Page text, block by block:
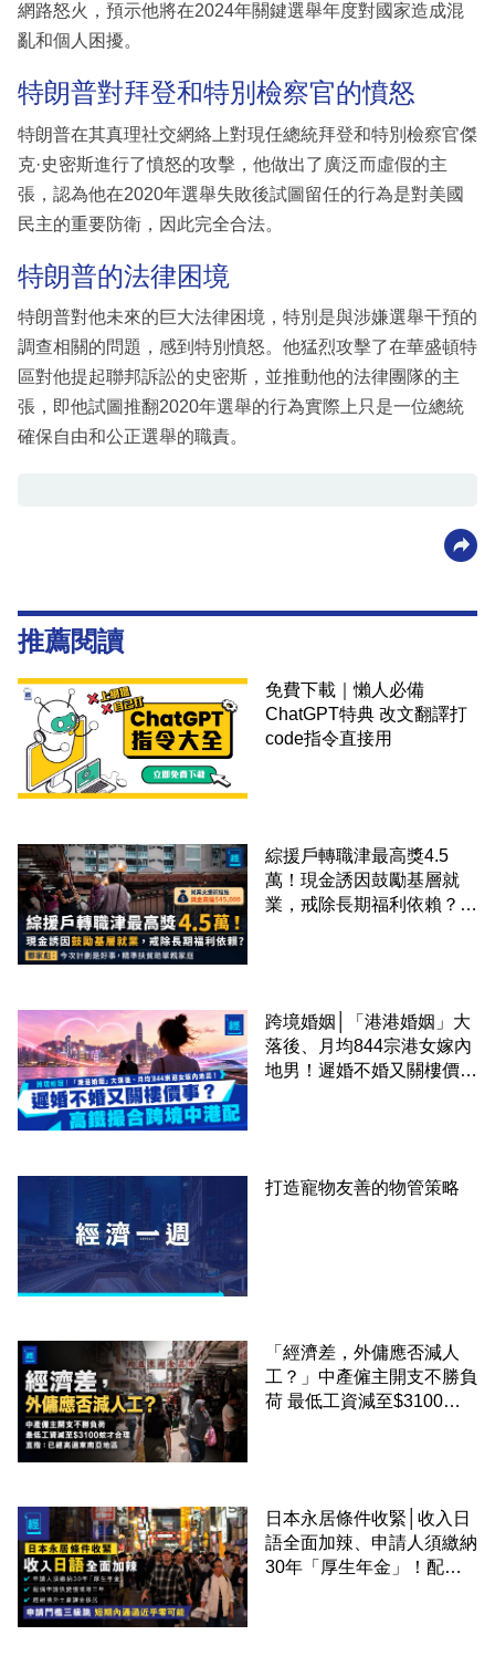
網路怒火，預示他將在2024年關鍵選舉年度對國家造成混
亂和個人困擾。
特朗普對拜登和特別檢察官的憤怒
特朗普在其真理社交網絡上對現任總統拜登和特別檢察官傑
克·史密斯進行了憤怒的攻擊，他做出了廣泛而虛假的主
張，認為他在2020年選舉失敗後試圖留任的行為是對美國
民主的重要防衛，因此完全合法。
特朗普的法律困境
特朗普對他未來的巨大法律困境，特別是與涉嫌選舉干預的
調查相關的問題，感到特別憤怒。他猛烈攻擊了在華盛頓特
區對他提起聯邦訴訟的史密斯，並推動他的法律團隊的主
張，即他試圖推翻2020年選舉的行為實際上只是一位總統
確保自由和公正選舉的職責。
推薦閱讀
免費下載｜懶人必備
ChatGPT特典 改文翻譯打
code指令直接用
綜援戶轉職津最高獎4.5
萬！現金誘因鼓勵基層就
業，戒除長期福利依賴？鄧
跨境婚姻│「港港婚姻」大
落後、月均844宗港女嫁內
地男！遲婚不婚又關樓價
打造寵物友善的物管策略
「經濟差，外傭應否減人
工？」中產僱主開支不勝負
荷 最低工資減至$3100蚊
日本永居條件收緊│收入日
語全面加辣、申請人須繳納
30年「厚生年金」！配偶